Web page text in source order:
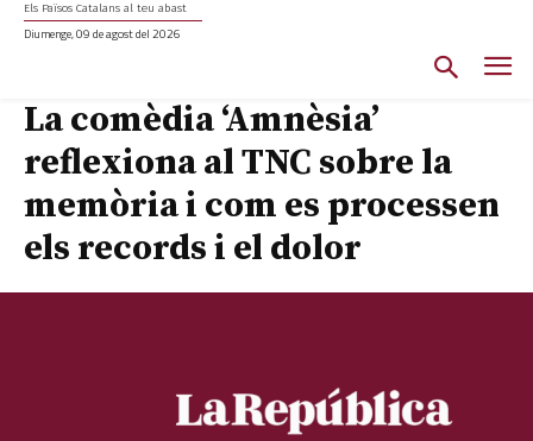
Els Països Catalans al teu abast
Diumenge, 09 de agost del 2026
La comèdia ‘Amnèsia’
reflexiona al TNC sobre la
memòria i com es processen
els records i el dolor